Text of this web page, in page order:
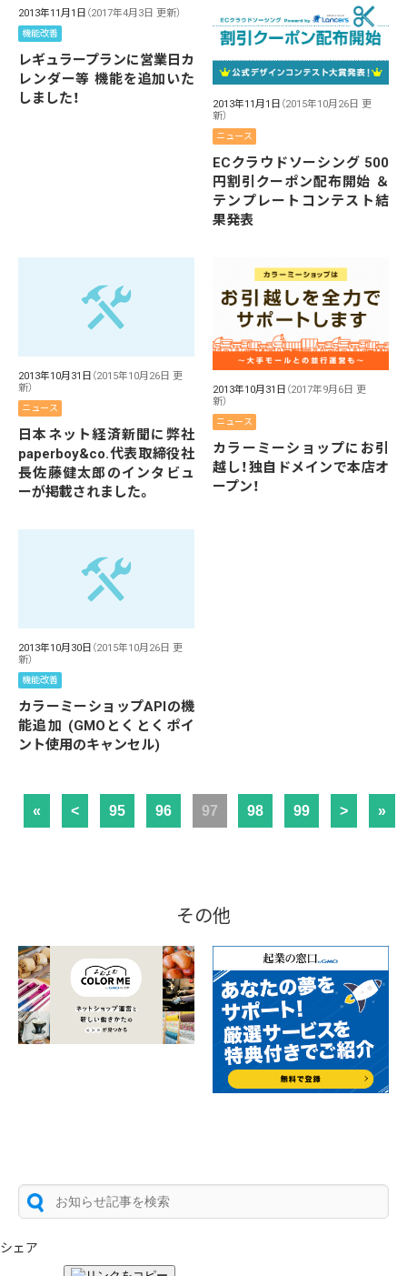
2013年11月1日 （2017年4月3日 更新）
機能改善
レギュラープランに営業日カ
レンダー等 機能を追加いた
しました！
2013年11月1日 （2015年10月26日 更
新）
ニュース
ECクラウドソーシング 500
円割引クーポン配布開始 ＆
テンプレートコンテスト結
果発表
2013年10月31日 （2015年10月26日 更
新）
ニュース
日本ネット経済新聞に弊社
paperboy&co.代表取締役社
長佐藤健太郎のインタビュ
ーが掲載されました。
2013年10月31日 （2017年9月6日 更
新）
ニュース
カラーミーショップにお引
越し！独自ドメインで本店オ
ープン！
2013年10月30日 （2015年10月26日 更
新）
機能改善
カラーミーショップAPIの機
能追加 (GMOとくとくポイ
ント使用のキャンセル)
« < 95 96 97 98 99 > »
その他
シェア